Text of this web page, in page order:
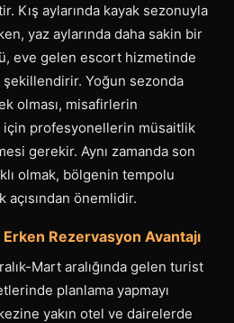
Kış aylarında kayak sezonuyla
yaz aylarında daha sakin bir
eve gelen escort hizmetinde
şekillendirir. Yoğun sezonda
olması, misafirlerin
için profesyonellerin müsaitlik
gerekir. Aynı zamanda son
olmak, bölgenin tempolu
açısından önemlidir.
Rezervasyon Avantajı
Mart aralığında gelen turist
planlama yapmayı
yakın otel ve dairelerde